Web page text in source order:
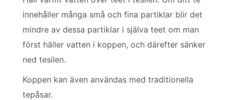
innehåller många små och fina partiklar blir det
mindre av dessa partiklar i själva teet om man
först häller vatten i koppen, och därefter sänker
ned tesilen.
Koppen kan även användas med traditionella
tepåsar.